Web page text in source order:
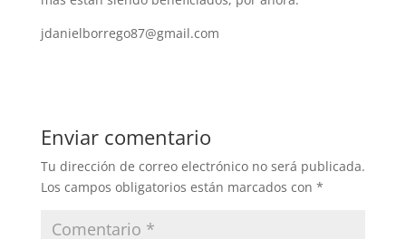
jdanielborrego87@gmail.com
Enviar comentario
Tu dirección de correo electrónico no será publicada.
Los campos obligatorios están marcados con *